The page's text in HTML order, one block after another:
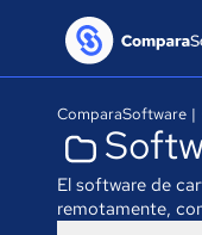
ComparaSoftware |
El software de
remotamente,